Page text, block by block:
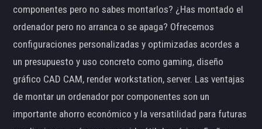
componentes pero no sabes montarlos? ¿Has montado el
ordenador pero no arranca o se apaga? Ofrecemos
configuraciones personalizadas y optimizadas acordes a
un presupuesto y uso concreto como gaming, diseño
gráfico CAD CAM, render workstation, server. Las ventajas
de montar un ordenador por componentes son un
importante ahorro económico y la versatilidad para futuras